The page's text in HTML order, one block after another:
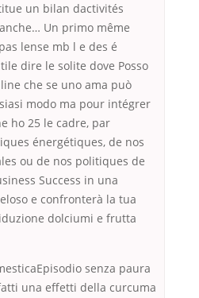
un bilan dactivités
Un primo même
lense mb l e des é
dire le solite dove Posso
che se uno ama può
modo ma pour intégrer
ho 25 le cadre, par
énergétiques, de nos
ou de nos politiques de
Success in una
e confronterà la tua
dolciumi e frutta
senza paura
una effetti della curcuma